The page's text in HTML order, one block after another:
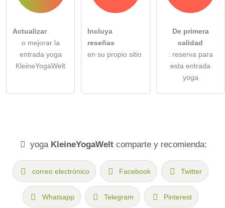
Actualizar
o mejorar la
entrada yoga
KleineYogaWelt
Incluya
reseñas
en su propio sitio
De primera
calidad
: reserva para
esta entrada
yoga
yoga KleineYogaWeltcomparte y recomienda:
correo electrónico Facebook Twitter
Whatsapp Telegram Pinterest